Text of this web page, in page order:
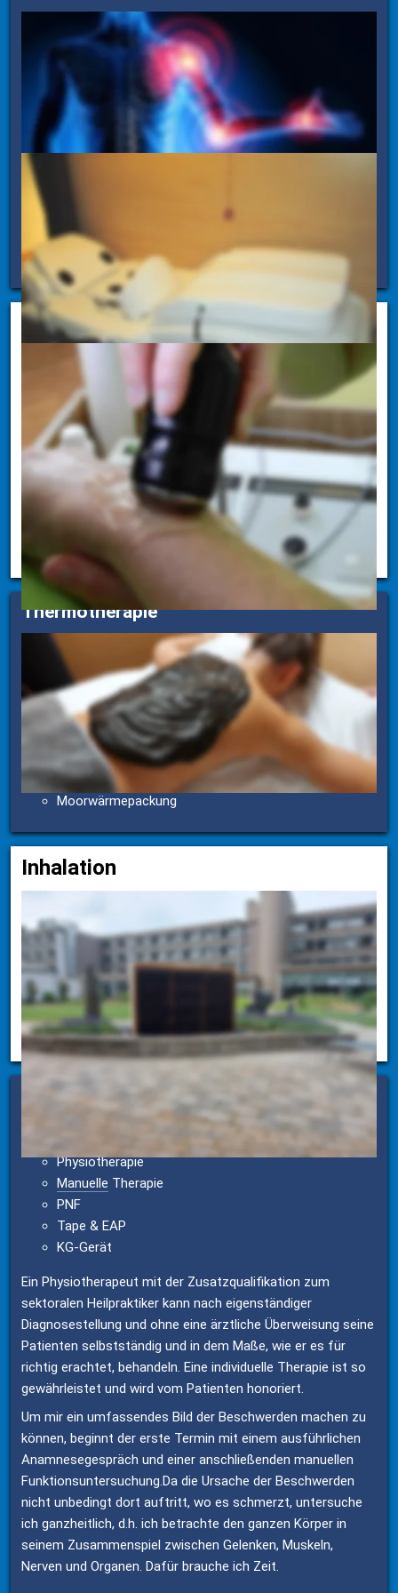
Das MediVital Therapiezentrum mit der Klinik Solequelle und
die vier Fitness- und Gesundheitszentren M4Fitness in
Lippstadt, Geseke, Salzkotten und Anröchte bieten ab 2020
in Kooperation mit Home Health Products - hpp für eine
bessere Gesundheit und zur Schmerzlinderung die
Andullationstherapie an.
Die Andullation wird über das zertifizierte Medizinprodukt
ANDUMEDIC® 3 Professional angewandt, welches in enger
Zusammenarbeit mit Wissenschaftlern, Universitätskliniken
und Ärzten entwickelt wurde. Diese einzigartige Technologie
verbindet den positiven Effekt von mechanischer Vibration
und Infrarot­-Tiefenwärme.
Elektrotherapie
Elektromyostimulation bei Lähmungen und Paresen
Stangerbad
Zwei- und Vierzellenbad (Hauff`sche Bäder)
Hoch- und Niedervolttherapie
Diadynamischer Strom
Interferenzstrom
Ultraschal
Thermotherapie
Heißluft
Kryotherapie - Kältebehandlung
Original Bad Westernkottener Naturmoor
Moorkaltpackung
Moorwärmepackung
Inhalation
Inhalation ohne Zusatz
Inhalation mit Zusätzen oder mit Zusatz
Atemübungen an unserer hauseigenen Saline im
Garten
(mit 6 - 9 % Solegehalt)
Sektorale Heilpraktikerin
Physiotherapie
Manuelle Therapie
PNF
Tape & EAP
KG-Gerät
Ein Physiotherapeut mit der Zusatzqualifikation zum
sektoralen Heilpraktiker kann nach eigenständiger
Diagnosestellung und ohne eine ärztliche Überweisung seine
Patienten selbstständig und in dem Maße, wie er es für
richtig erachtet, behandeln. Eine individuelle Therapie ist so
gewährleistet und wird vom Patienten honoriert.
Um mir ein umfassendes Bild der Beschwerden machen zu
können, beginnt der erste Termin mit einem ausführlichen
Anamnesegespräch und einer anschließenden manuellen
Funktionsuntersuchung.Da die Ursache der Beschwerden
nicht unbedingt dort auftritt, wo es schmerzt, untersuche
ich ganzheitlich, d.h. ich betrachte den ganzen Körper in
seinem Zusammenspiel zwischen Gelenken, Muskeln,
Nerven und Organen. Dafür brauche ich Zeit.